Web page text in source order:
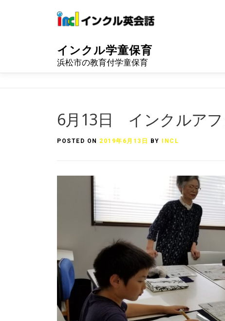
インクル学童保育
浜松市の教育付学童保育
6月13日 インクルア
POSTED ON 2019年6月13日 BY INCL